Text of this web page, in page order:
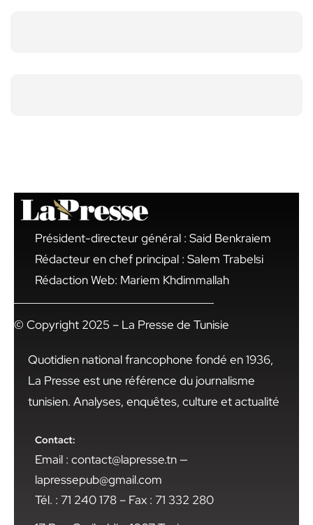
Président-directeur général : Said Benkraiem
Rédacteur en chef principal : Salem Trabelsi
Rédaction Web: Mariem Khdimmallah
© Copyright 2025 – La Presse de Tunisie
Quotidien national francophone fondé en 1936,
La Presse est une référence du journalisme
tunisien. Analyses, enquêtes, culture et actualité
Contact:
Email : contact@lapresse.tn —
lapressepub@gmail.com
Tél. : 71 240 178 – Fax : 71 332 280